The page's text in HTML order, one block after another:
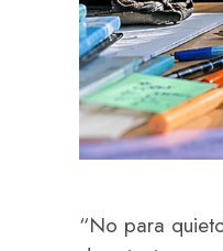
“No para